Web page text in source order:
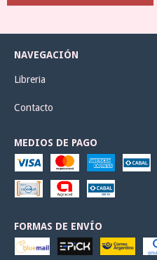
NAVEGACIÓN
Libreria
Contacto
MEDIOS DE PAGO
FORMAS DE ENVÍO